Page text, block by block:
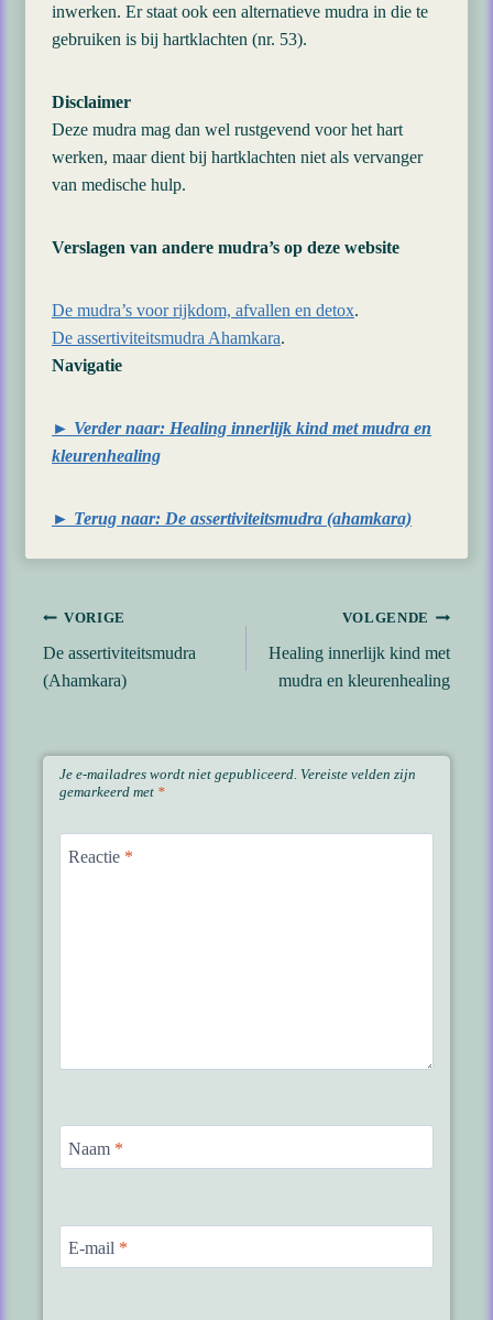
inwerken. Er staat ook een alternatieve mudra in die te
gebruiken is bij hartklachten (nr. 53).
Disclaimer
Deze mudra mag dan wel rustgevend voor het hart
werken, maar dient bij hartklachten niet als vervanger
van medische hulp.
Verslagen van andere mudra’s op deze website
De mudra’s voor rijkdom, afvallen en detox.
De assertiviteitsmudra Ahamkara.
Navigatie
► Verder naar: Healing innerlijk kind met mudra en
kleurenhealing
► Terug naar: De assertiviteitsmudra (ahamkara)
Bericht
navigatie
VORIGE
De assertiviteitsmudra
(Ahamkara)
VOLGENDE
Healing innerlijk kind met
mudra en kleurenhealing
Je e-mailadres wordt niet gepubliceerd. Vereiste velden zijn
gemarkeerd met *
Reactie *
Naam *
E-mail *